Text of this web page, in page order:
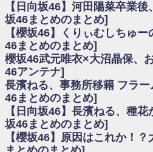
願いバッハ！』ミーグリ日程がこちら
欅坂/日向坂46まとめのまとめ / 【櫻坂
これはマジギレしてる
乃木坂46アンテナ / 【櫻坂46】ハリソ
ィット!】
乃木坂あんてな ～乃木坂46・欅坂46
をピックアップ / 良い品揃え！櫻坂46 12th
シャルグッズ絶賛販売受付中
日向坂46まとめのまとめ / 【日向坂46】
いバッハ！』ミーグリ日程がこちら
日向坂46まとめのまとめ / 【元日向坂46
ビで見かけるな
欅坂/日向坂46まとめのまとめ / 【櫻坂
『Make or Break』オフィシャルグッズ解禁
【日向坂46】河田陽菜卒業
坂46まとめのまとめ]
【櫻坂46】くりぃむしちゅ
46まとめのまとめ]
櫻坂46武元唯衣×大沼晶保、
46アンテナ]
長濱ねる、事務所移籍 フラ
46まとめのまとめ]
【日向坂46】長濱ねる、種
坂46まとめのまとめ]
【櫻坂46】原因はこれか！